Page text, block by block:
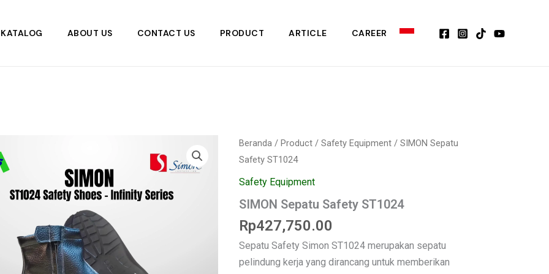
KATALOG ABOUT US CONTACT US PRODUCT ARTICLE CAREER
Beranda/ Product/ Safety Equipment/ SIMON Sepatu
Safety ST1024
Safety Equipment
SIMON Sepatu Safety ST1024
Rp427,750.00
Sepatu Safety Simon ST1024 merupakan sepatu
pelindung kerja yang dirancang untuk memberikan
Kuantitas
Sepatu
Safety
ST1024